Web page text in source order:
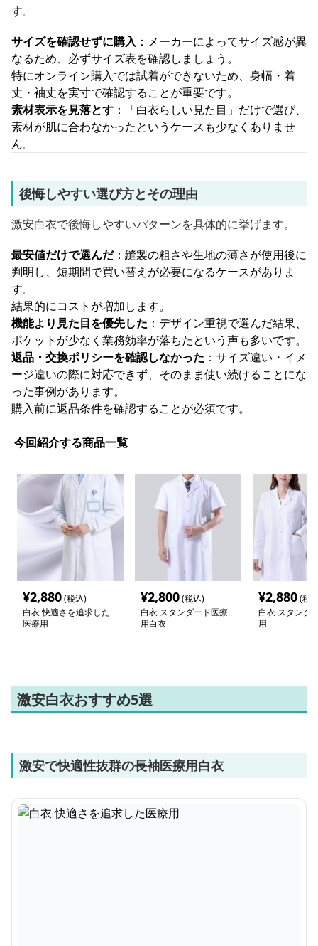
す。
サイズを確認せずに購入 ：メーカーによってサイズ感が異
なるため、必ずサイズ表を確認しましょう。
特にオンライン購入では試着ができないため、身幅・着
丈・袖丈を実寸で確認することが重要です。
素材表示を見落とす ：「白衣らしい見た目」だけで選び、
素材が肌に合わなかったというケースも少なくありませ
ん。
後悔しやすい選び方とその理由
激安白衣で後悔しやすいパターンを具体的に挙げます。
最安値だけで選んだ：縫製の粗さや生地の薄さが使用後に
判明し、短期間で買い替えが必要になるケースがありま
す。
結果的にコストが増加します。
機能より見た目を優先した ：デザイン重視で選んだ結果、
ポケットが少なく業務効率が落ちたという声も多いです。
返品・交換ポリシーを確認しなかった ：サイズ違い・イメ
ージ違いの際に対応できず、そのまま使い続けることにな
った事例があります。
購入前に返品条件を確認することが必須です。
今回紹介する商品一覧
¥2,880(税込)
白衣 快適さを追求した
医療用
¥2,800(税込)
白衣 スタンダード医療
用白衣
¥2,880(税
白衣 スタンダ
用
激安白衣おすすめ5選
激安で快適性抜群の長袖医療用白衣